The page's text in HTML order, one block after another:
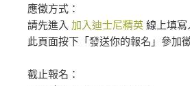
應徵方式：
請先進入 加入迪士尼精英 線上填
此頁面按下「發送你的報名」參加
截止報名：